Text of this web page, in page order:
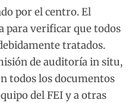
por el centro. El
para verificar que todos
tratados.
de auditoría in situ,
todos los documentos
del FEI y a otras